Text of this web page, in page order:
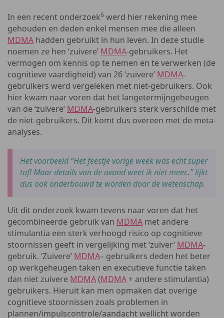
In een recent onderzoek6 werd hier rekening mee
gehouden en deden enkel mensen mee die alleen
MDMA hadden gebruikt in hun leven. In deze studie
noemen ze hen ‘zuivere’ MDMA-gebruikers. Het
vermogen om kennis op te nemen en te verwerken (de
cognitieve vaardigheid) van 26 ‘zuivere’ MDMA-
gebruikers werd vergeleken met niet-gebruikers. Ook
hier kwam naar voren dat het langetermijngeheugen
van de ‘zuivere’ MDMA-gebruikers sterk verschilde met
de niet-gebruikers. Dit komt dus overeen met de meta-
analyses.
Het voorbeeld “Het feestje vorige week was echt super
tof! Maar details van de avond weet ik niet meer..” lijkt
dus ook onderbouwd te worden door de wetenschap.
Uit dit onderzoek kwam tevens naar voren dat het
gecombineerde gebruik van MDMA met andere
stimulantia een sterk verhoogd risico op cognitieve
stoornissen geeft in vergelijking met ‘zuiver’ MDMA-
gebruik. ‘Zuivere’ MDMA– gebruikers deden het beter
op werkgeheugen taken en executieve functie taken
dan niet zuivere MDMA(MDMA + andere stimulantia)
gebruikers. Hieruit kan men opmaken dat overige
cognitieve stoornissen zoals problemen in
plannen/impulscontrole/aandacht wellicht worden